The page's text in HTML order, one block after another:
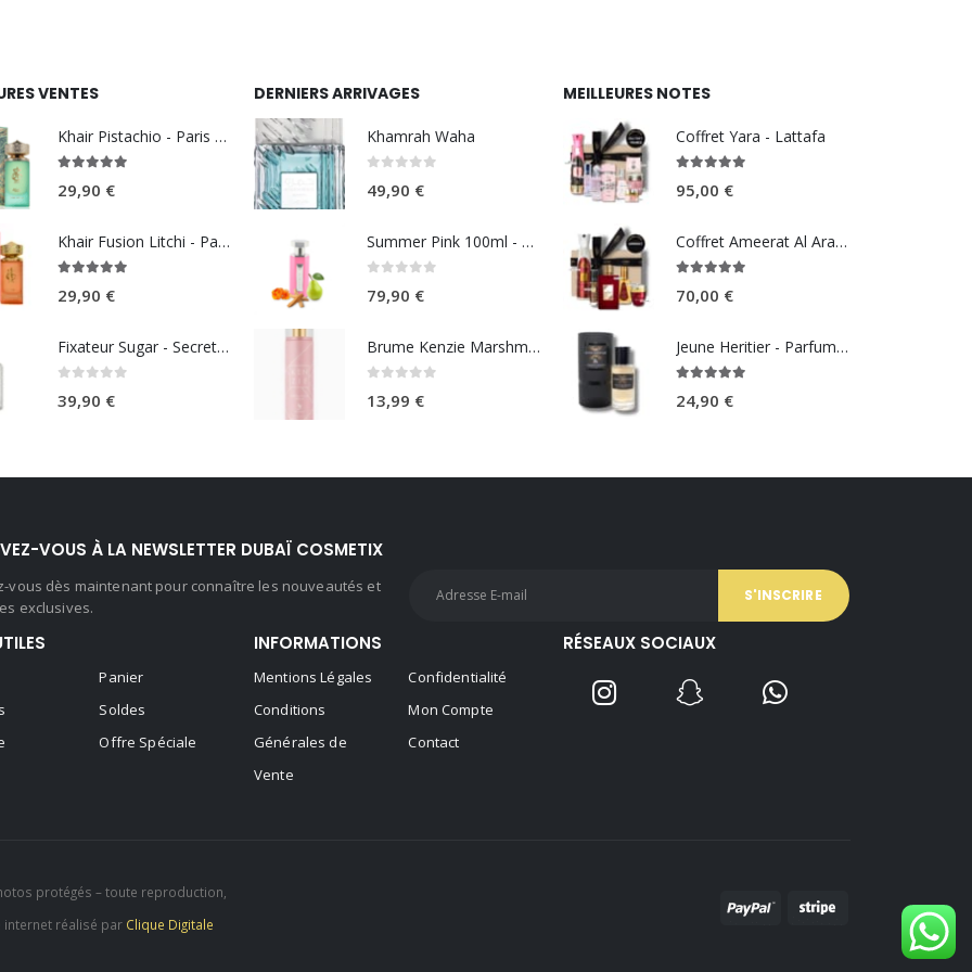
VENTES
Khair Pistachio - Paris Corner
29,90 €
Khair Fusion Litchi - Paris Corner
29,90 €
Fixateur Sugar - Secret Musc 30ml
39,90 €
DERNIERS ARRIVAGES
Khamrah Waha
49,90 €
Summer Pink 100ml - REEF perfumes
79,90 €
Brume Kenzie Marshmallow Dream 250ml - Volaré
13,99 €
MEILLEURES NOTES
Coffret Yara - Lattafa
95,00 €
Coffret Ameerat Al Arab - Asdaaf
70,00 €
Jeune Heritier - Parfum d’Artiste
24,90 €
VOUS À LA NEWSLETTER DUBAÏ COSMETIX
vous dès maintenant pour connaître les nouveautés et
exclusives.
Panier
Soldes
Offre Spéciale
INFORMATIONS
Mentions Légales
Conditions
Générales de
Vente
Confidentialité
Mon Compte
Contact
RÉSEAUX SOCIAUX
protégés – toute reproduction,
réalisé par Clique Digitale